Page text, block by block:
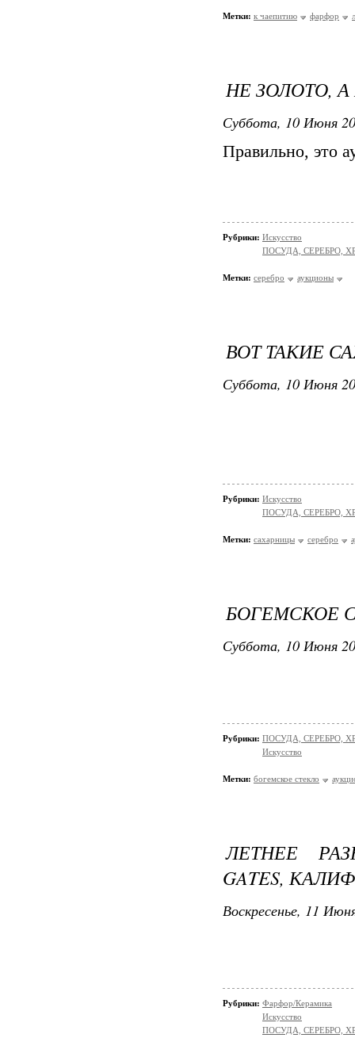
Метки: к чаепитию фарфор
НЕ ЗОЛОТО,
Суббота, 10 Июня
Правильно, это
Рубрики: Искусство
ПОСУДА, СЕРЕБРО,
Метки: серебро аукционы
ВОТ ТАКИЕ
Суббота, 10 Июня
Рубрики: Искусство
ПОСУДА, СЕРЕБРО,
Метки: сахарницы серебро
БОГЕМСКОЕ
Суббота, 10 Июня
Рубрики: ПОСУДА, СЕРЕБРО,
Искусство
Метки: богемское стекло
ЛЕТНЕЕ
GATES,
Воскресенье, 11
Рубрики: Фарфор/Керамика
Искусство
ПОСУДА, СЕРЕБРО,